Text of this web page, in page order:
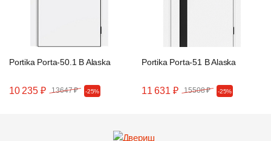
Portika Porta-50.1 B Alaska
10 235 ₽ 13647 ₽ -25%
Portika Porta-51 B Alaska
11 631 ₽ 15508 ₽ -25%